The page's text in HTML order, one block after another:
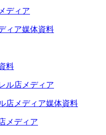
ィア媒体資料
料
店メディア媒体資料